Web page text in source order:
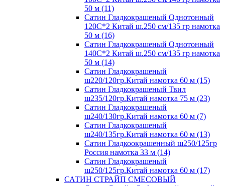
50 м (11)
Сатин Гладкокрашеный Однотонный
120С*2 Китай ш.250 см/135 гр намотка
50 м (16)
Сатин Гладкокрашеный Однотонный
140С*2 Китай ш.250 см/135 гр намотка
50 м (14)
Сатин Гладкокрашеный
ш220/120гр.Китай намотка 60 м (15)
Сатин Гладкокрашеный Твил
ш235/120гр.Китай намотка 75 м (23)
Сатин Гладкокрашеный
ш240/130гр.Китай намотка 60 м (7)
Сатин Гладкокрашеный
ш240/135гр.Китай намотка 60 м (13)
Сатин Гладкоокрашенный ш250/125гр
Россия намотка 33 м (14)
Сатин Гладкокрашеный
ш250/125гр.Китай намотка 60 м (17)
САТИН СТРАЙП СМЕСОВЫЙ